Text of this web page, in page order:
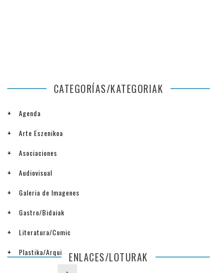
CATEGORÍAS/KATEGORIAK
Agenda
Arte Eszenikoa
Asociaciones
Audiovisual
Galeria de Imagenes
Gastro/Bidaiak
Literatura/Comic
Plastika/ArquitecturaENLACES/LOTURAK